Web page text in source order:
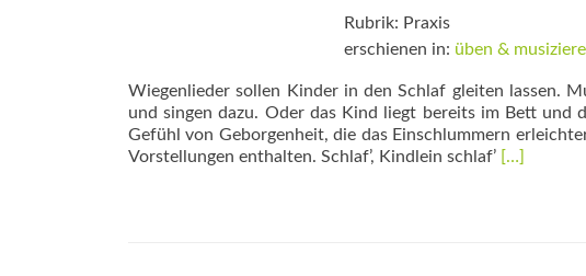
Rubrik: Praxis
erschienen in: üben &
Wiegenlieder sollen Kinder in den Schlaf gleiten lassen.
und singen dazu. Oder das Kind liegt bereits im Bett und
Gefühl von Geborgenheit, die das Einschlummern
Vorstellungen enthalten. Schlaf’, Kindlein schlaf’ Read
[…]